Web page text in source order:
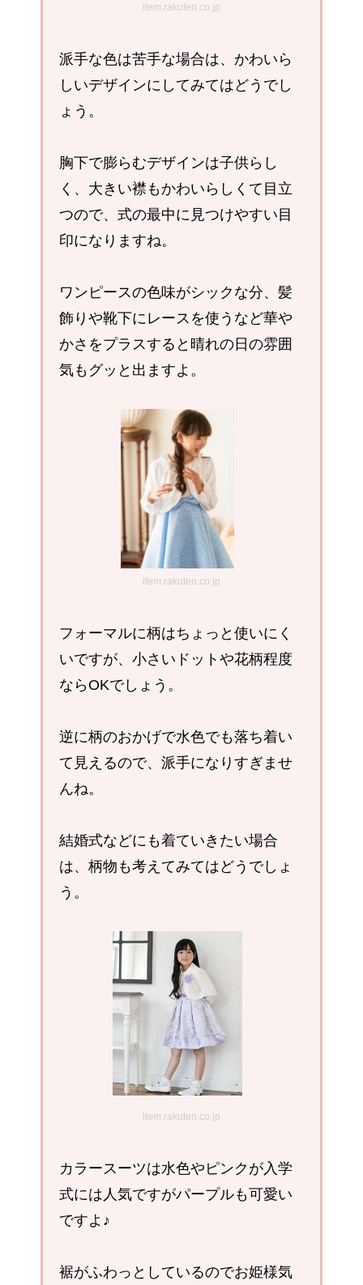
item.rakuten.co.jp
派手な色は苦手な場合は、かわいら
しいデザインにしてみてはどうでし
ょう。
胸下で膨らむデザインは子供らし
く、大きい襟もかわいらしくて目立
つので、式の最中に見つけやすい目
印になりますね。
ワンピースの色味がシックな分、髪
飾りや靴下にレースを使うなど華や
かさをプラスすると晴れの日の雰囲
気もグッと出ますよ。
item.rakuten.co.jp
フォーマルに柄はちょっと使いにく
いですが、小さいドットや花柄程度
ならOKでしょう。
逆に柄のおかげで水色でも落ち着い
て見えるので、派手になりすぎませ
んね。
結婚式などにも着ていきたい場合
は、柄物も考えてみてはどうでしょ
う。
item.rakuten.co.jp
カラースーツは水色やピンクが入学
式には人気ですがパープルも可愛い
ですよ♪
裾がふわっとしているのでお姫様気